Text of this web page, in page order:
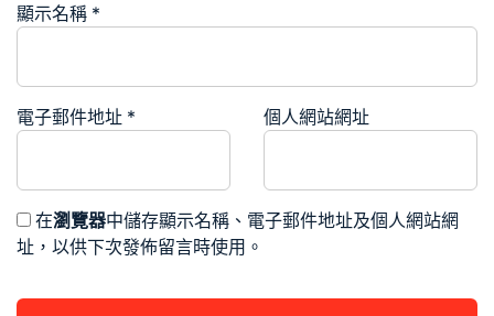
顯示名稱 *
電子郵件地址 * 個人網站網址
在瀏覽器中儲存顯示名稱、電子郵件地址及個人網站網
址，以供下次發佈留言時使用。